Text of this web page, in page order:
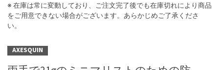
※ 在庫は常に変動しており、ご注文完了後でも在庫切れにより商品
をご用意できない場合がございます。あらかじめご了承くださ
い。
AXESQUIN